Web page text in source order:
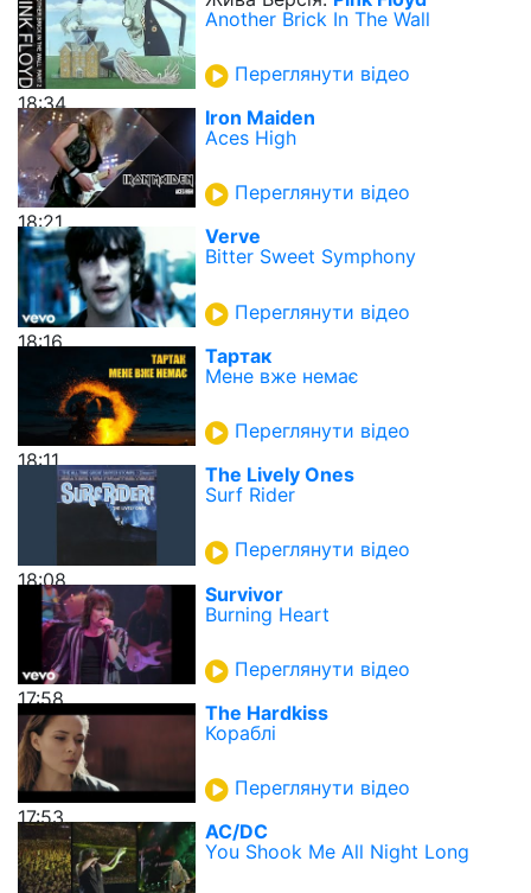
18:34
Another Brick In The Wall
Переглянути відео
18:21
Iron Maiden
Aces High
Переглянути відео
18:16
Verve
Bitter Sweet Symphony
Переглянути відео
18:11
Тартак
Мене вже немає
Переглянути відео
18:08
The Lively Ones
Surf Rider
Переглянути відео
17:58
Survivor
Burning Heart
Переглянути відео
17:53
The Hardkiss
Кораблі
Переглянути відео
AC/DC
You Shook Me All Night Long